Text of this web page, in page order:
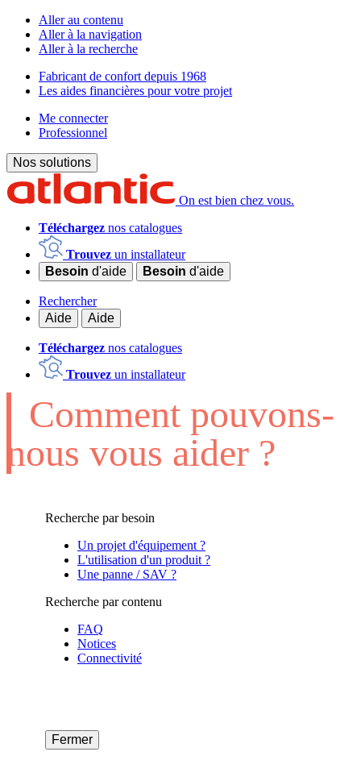
Aller au contenu
Aller à la navigation
Aller à la recherche
Fabricant de confort depuis 1968
Les aides financières pour votre projet
Me connecter
Professionnel
Nos solutions
On est bien chez vous.
Téléchargez nos catalogues
Trouvez un installateur
Besoin d'aide Besoin d'aide
Rechercher
Aide
Aide
Téléchargez nos catalogues
Trouvez un installateur
Comment pouvons-
nous vous aider ?
Recherche par besoin
Un projet d'équipement ?
L'utilisation d'un produit ?
Une panne / SAV ?
Recherche par contenu
FAQ
Notices
Connectivité
Fermer